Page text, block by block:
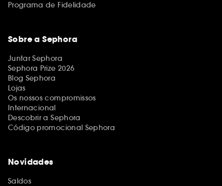
Programa de Fidelidade
Sobre a Sephora
Juntar Sephora
Sephora Prize 2026
Blog Sephora
Lojas
Os nossos compromissos
Internacional
Descobrir a Sephora
Código promocional Sephora
Novidades
Saldos